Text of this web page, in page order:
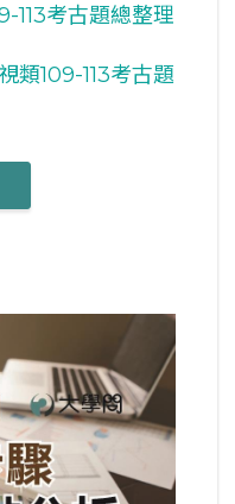
113考古題總整理
類109-113考古題